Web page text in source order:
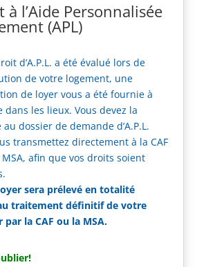
à l’Aide Personnalisée
(APL)
d’A.P.L. a été évalué lors de
de votre logement, une
de loyer vous a été fournie à
dans les lieux. Vous devez la
dossier de demande d’A.P.L.
transmettez directement à la CAF
afin que vos droits soient
sera prélevé en totalité
traitement définitif de votre
par la CAF ou la MSA.